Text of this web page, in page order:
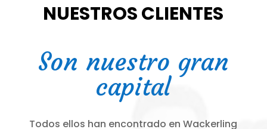
NUESTROS CLIENTES
Son nuestro gran
capital
Todos ellos han encontrado en Wackerling